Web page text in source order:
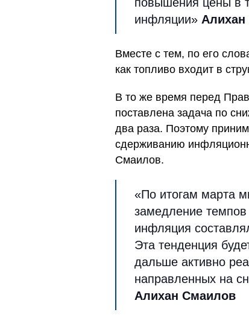
инфляции»
Вместе с тем, по его
как топливо входит в
В то же время перед
поставлена задача по
два раза. Поэтому
сдерживанию
Смаилов.
«По итогам марта
замедление
инфляция
Эта тенденция
дальше активно
направленных на
Алихан Смаилов